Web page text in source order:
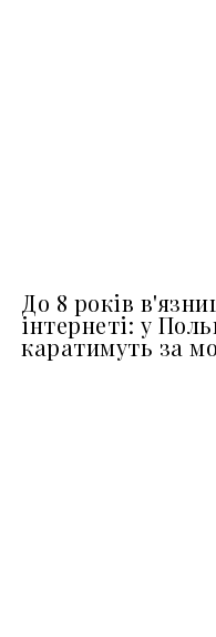
До 8 років
інтернеті: у
каратимуть за